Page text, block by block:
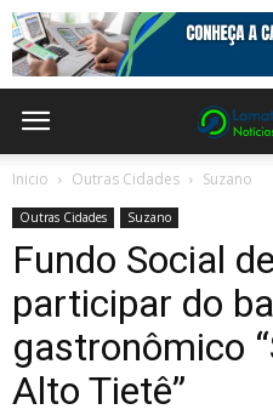
Inicio Outras Cidades Suzano
Outras Cidades Suzano
Fundo Social
participar do
gastronômico
Alto Tietê”